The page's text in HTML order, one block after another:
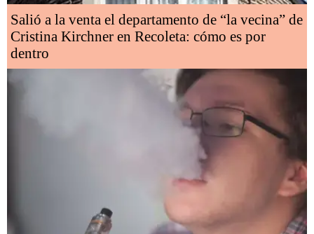
Salió a la venta el departamento de “la vecina” de
Cristina Kirchner en Recoleta: cómo es por
dentro